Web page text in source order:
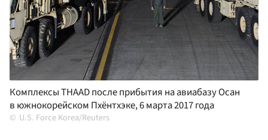
Комплексы THAAD после прибытия на авиабазу Осан
в южнокорейском Пхёнтхэке, 6 марта 2017 года
U.S. Force Korea/Reuters